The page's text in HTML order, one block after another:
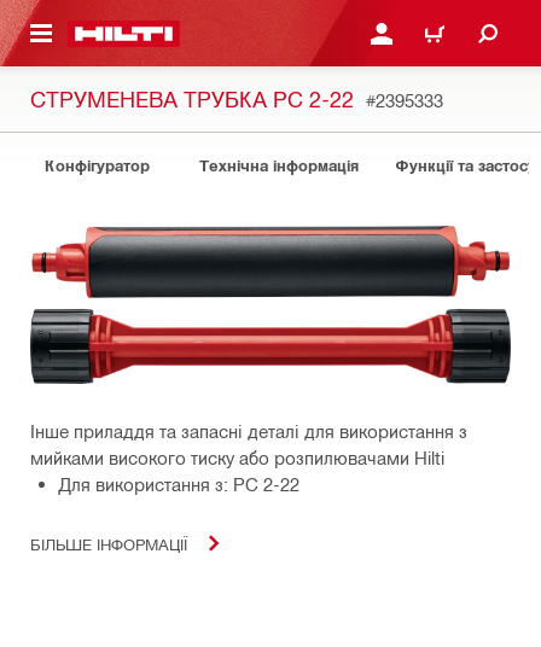
ЗМІСТУ УВІЙТИ АБО
КОШИК
СТРУМЕНЕВА ТРУБКА PC 2-22 #2395333
Конфігуратор Технічна інформація Функції та
Інше приладдя та запасні деталі для використання з
мийками високого тиску або розпилювачами Hilti
Для використання з: PC 2-22
БІЛЬШЕ ІНФОРМАЦІЇ